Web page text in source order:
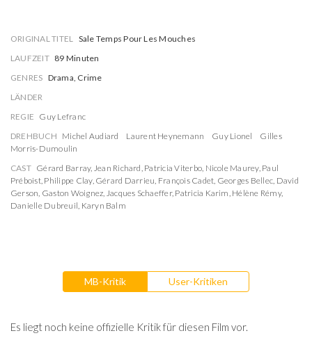
ORIGINAL TITEL Sale Temps Pour Les Mouches
LAUFZEIT 89 Minuten
GENRES Drama, Crime
LÄNDER
REGIE Guy Lefranc
DREHBUCH Michel Audiard Laurent Heynemann Guy Lionel
Gilles
Morris-Dumoulin
CAST Gérard Barray, Jean Richard, Patricia Viterbo, Nicole Maurey, Paul
Préboist, Philippe Clay, Gérard Darrieu, François Cadet, Georges Bellec, David
Gerson, Gaston Woignez, Jacques Schaeffer, Patricia Karim, Hélène Rémy,
Danielle Dubreuil, Karyn Balm
MB-Kritik User-Kritiken
Es liegt noch keine offizielle Kritik für diesen Film vor.